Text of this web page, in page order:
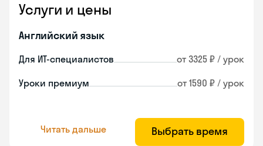
Услуги и цены
Английский язык
Для ИТ-специалистов от 3325 ₽ / урок
Уроки премиум от 1590 ₽ / урок
Читать дальше Выбрать время